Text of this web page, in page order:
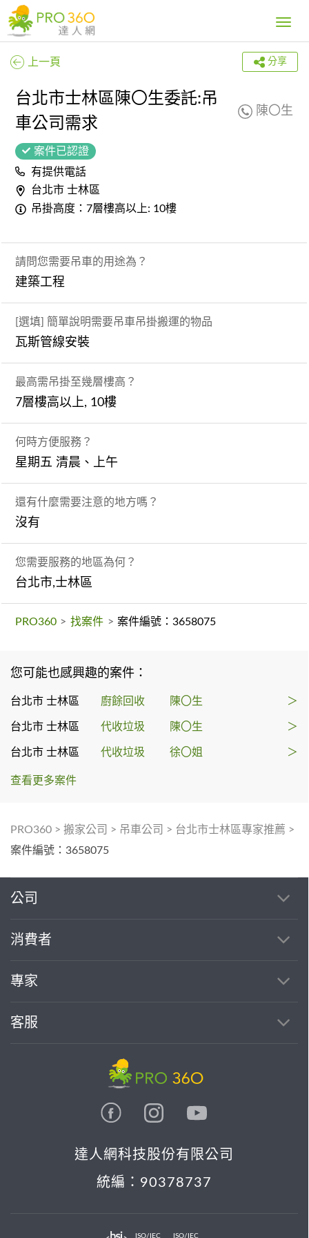
Toggle
上一頁 分享
台北市士林區陳〇生委託:吊
車公司需求
陳〇生
案件已認證
有提供電話
台北市 士林區
吊掛高度：7層樓高以上: 10樓
請問您需要吊車的用途為？
建築工程
[選填] 簡單說明需要吊車吊掛搬運的物品
瓦斯管線安裝
最高需吊掛至幾層樓高？
7層樓高以上, 10樓
何時方便服務？
星期五 清晨、上午
還有什麼需要注意的地方嗎？
沒有
您需要服務的地區為何？
台北市,士林區
PRO360 > 找案件 > 案件編號：3658075
您可能也感興趣的案件：
台北市 士林區 廚餘回收 陳〇生 ＞
台北市 士林區 代收垃圾 陳〇生 ＞
台北市 士林區 代收垃圾 徐〇姐 ＞
查看更多案件
PRO360 > 搬家公司 > 吊車公司 > 台北市士林區專家推薦 >
案件編號：3658075
公司
消費者
專家
客服
達人網科技股份有限公司
統編：90378737
ISO/IEC ISO/IEC